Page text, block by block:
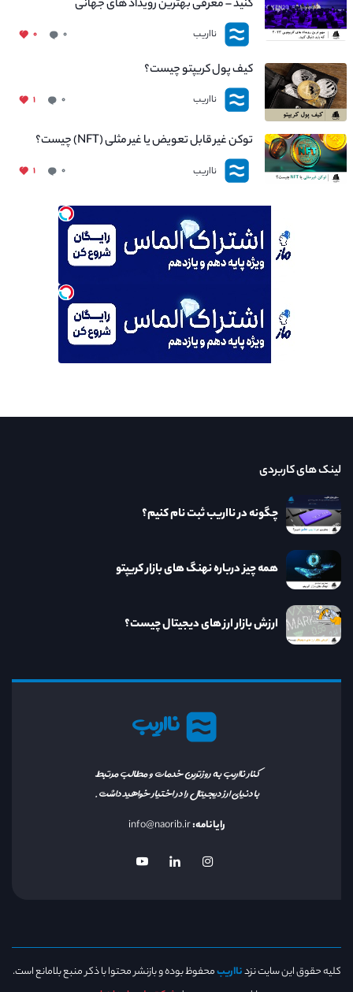
کنید – معرفی بهترین رویداد های جهانی
نااریب ۰ ۰
کیف پول کریپتو چیست؟
نااریب ۰ ۱
توکن غیر قابل تعویض یا غیر مثلی (NFT) چیست؟
نااریب ۰ ۱
نااریب
کنار نااریب به روزترین خدمات و مطالب مرتبط
با دنیای ارز دیجیتال را در اختیار خواهید داشت.
رایانامه:info@naorib.ir
لینک های کاربردی
چگونه در نااریب ثبت نام کنیم؟
همه چیز درباره نهنگ های بازار کریپتو
ارزش بازار ارز های دیجیتال چیست؟
کلیه حقوق این سایت نزدنااریبمحفوظ بوده و بازنشر محتوا با ذکر منبع بلامانع است.